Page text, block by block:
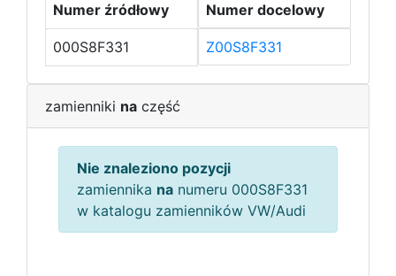
Numer źródłowy Numer docelowy
000S8F331 Z00S8F331
zamienniki na część
Nie znaleziono pozycji
zamiennika na numeru 000S8F331
w katalogu zamienników VW/Audi